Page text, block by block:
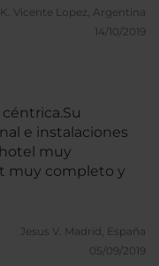
Vicente Lopez, Argentina
14/10/2019
e instalaciones
muy
muy completo y
Jesus V. Madrid, España
05/09/2019